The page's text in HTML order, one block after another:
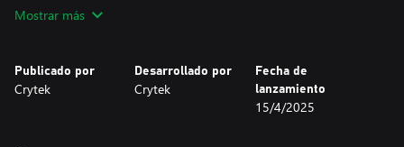
teniendo en cuenta que ardieron dentro de la chabola donde
fuego. Turner nombró a sus pistolas en su honor; decía que cada
disparo le recordaba a ellos y le ayudaba a mantener vivo su
recuerdo. Sin embargo, la historia que a mí me contaron era muy
Mostrar más
Publicado por
Crytek
Desarrollado por
Crytek
Fecha de
lanzamiento
15/4/2025